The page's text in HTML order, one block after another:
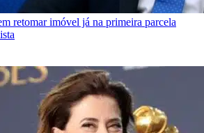
retomar imóvel já na primeira parcela